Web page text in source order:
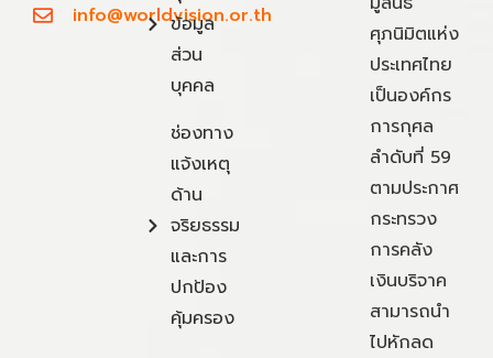
info@worldvision.or.th
ข้อมูล
ส่วน
บุคคล
ช่องทาง
แจ้งเหตุ
ด้าน
จริยธรรม
และการ
ปกป้อง
คุ้มครอง
ศุภนิมิตแห่ง
ประเทศไทย
เป็นองค์กร
การกุศล
ลำดับที่ 59
ตามประกาศ
กระทรวง
การคลัง
เงินบริจาค
สามารถนำ
ไปหักลด